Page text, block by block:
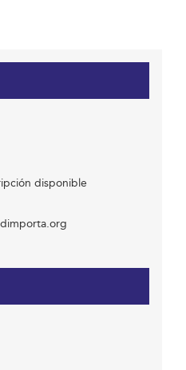
disponible